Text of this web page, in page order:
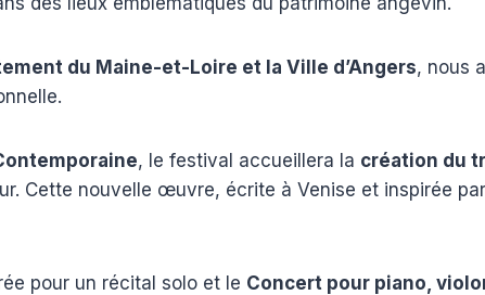
du Maine-et-Loire et la Ville d’Angers, nous
, le festival accueillera la création du
Cette nouvelle œuvre, écrite à Venise et inspirée
pour un récital solo et le Concert pour piano,